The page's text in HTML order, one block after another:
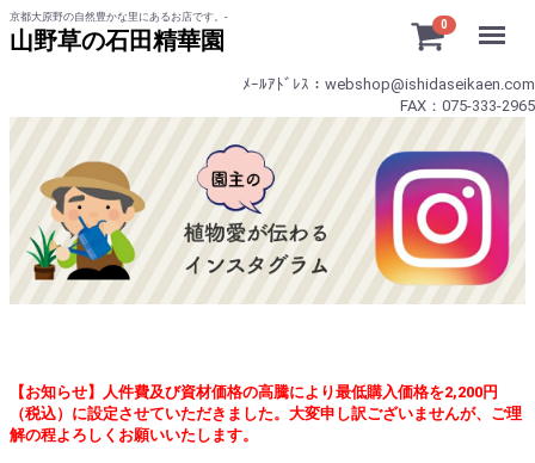
京都大原野の自然豊かな里にあるお店です。-
山野草の石田精華園
0
ﾒｰﾙｱﾄﾞﾚｽ：webshop@ishidaseikaen.com
FAX：075-333-2965
【お知らせ】人件費及び資材価格の高騰により最低購入価格を2,200円
（税込）に設定させていただきました。大変申し訳ございませんが、ご理
解の程よろしくお願いいたします。